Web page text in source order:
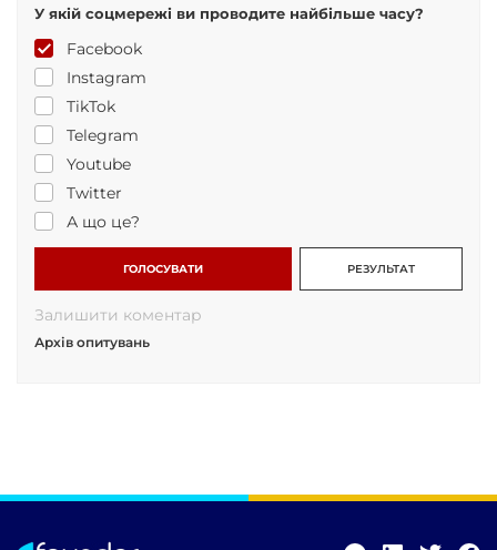
У якій соцмережі ви проводите найбільше часу?
Facebook
Instagram
TikTok
Telegram
Youtube
Twitter
А що це?
ГОЛОСУВАТИ РЕЗУЛЬТАТ
Залишити коментар
Архів опитувань